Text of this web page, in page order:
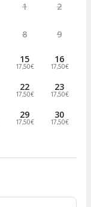
1 2
8 9
15
17,50€
16
17,50€
22
17,50€
23
17,50€
29
17,50€
30
17,50€